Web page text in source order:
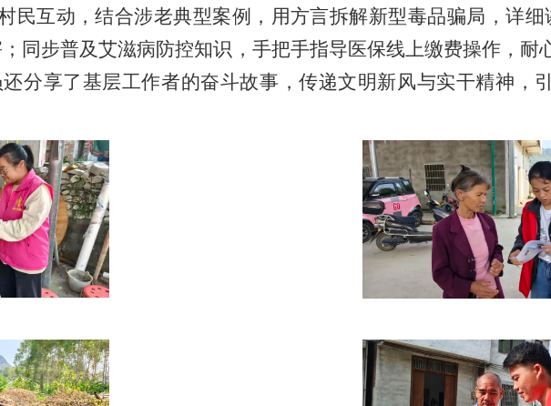
民互动，结合涉老典型案例，用方言拆解新型毒品骗局，详细
同步普及艾滋病防控知识，手把手指导医保线上缴费操作，耐
分享了基层工作者的奋斗故事，传递文明新风与实干精神，